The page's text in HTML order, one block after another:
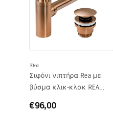
Ύψος
Βάθος
Σχήμα
Οπή βρύσης
Οπή υπερχείλισης
Rea
Σιφόνι νιπτήρα Rea με
βύσμα κλικ-κλακ REA
€96,00